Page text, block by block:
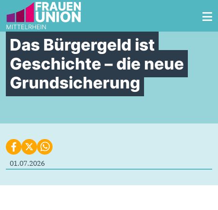
Zum Inhalt springen
Das Bürgergeld ist
Geschichte – die neue
Grundsicherung
01.07.2026